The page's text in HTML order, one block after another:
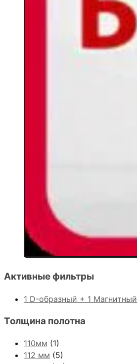
Активные фильтры
1 D-образный + 1 Магнитный
Толщина полотна
110мм (1)
112 мм (5)